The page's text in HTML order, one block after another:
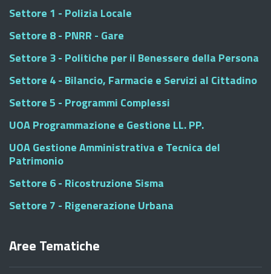
Settore 1 - Polizia Locale
Settore 8 - PNRR - Gare
Settore 3 - Politiche per il Benessere della Persona
Settore 4 - Bilancio, Farmacie e Servizi al Cittadino
Settore 5 - Programmi Complessi
UOA Programmazione e Gestione LL. PP.
UOA Gestione Amministrativa e Tecnica del
Patrimonio
Settore 6 - Ricostruzione Sisma
Settore 7 - Rigenerazione Urbana
Aree Tematiche